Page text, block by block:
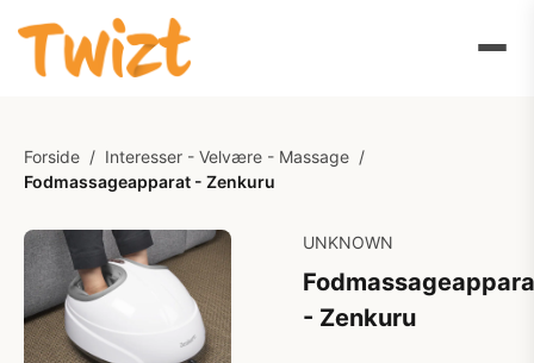
Forside / Interesser - Velvære - Massage /
Fodmassageapparat - Zenkuru
UNKNOWN
- Zenkuru